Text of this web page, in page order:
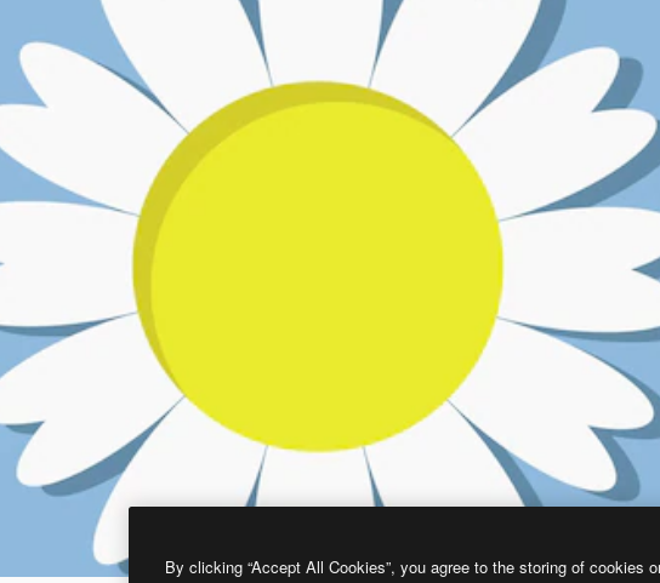
By clicking “Accept All Cookies”, you agree to the storing of cookies